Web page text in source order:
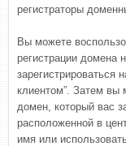
регистраторы
Вы можете
регистрации домена
зарегистрироваться
клиентом”. Затем вы
домен, который вас
расположенной в
имя или